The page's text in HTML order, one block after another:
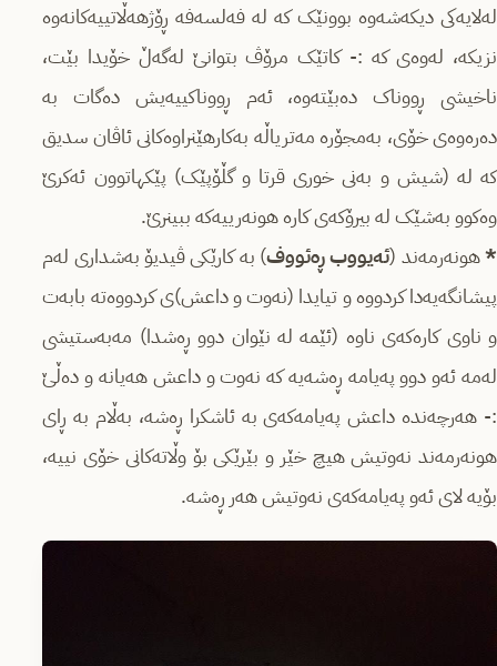
لەلایەکی دیکەشەوە بوونێک کە لە فەلسەفە ڕۆژهەڵاتییەکانەوە
نزیکە، لەوەی کە :- کاتێک مرۆڤ بتوانێ لەگەڵ خۆیدا بێت،
ناخیشی ڕووناک دەبێتەوە، ئەم ڕووناکییەیش دەگات بە
دەرەوەی خۆی، بەمجۆرە مەتریاڵە بەکارهێنراوەکانی ئاڤان سدیق
کە لە (شیش و بەنی خوری قرتا و گڵۆپێک) پێکهاتوون ئەکرێ
وەکوو بەشێک لە بیرۆکەی کارە هونەرییەکە ببینرێ.
*هونەرمەند (ئەیووب ڕەئووف) بە کارێکی ڤیدیۆ بەشداری لەم
پیشانگەیەدا کردووە و تیایدا (نەوت و داعش)ی کردووەتە بابەت
و ناوی کارەکەی ناوە (ئێمە لە نێوان دوو ڕەشدا) مەبەستیشی
لەمە ئەو دوو پەیامە ڕەشەیە کە نەوت و داعش هەیانە و دەڵێ
:- هەرچەندە داعش پەیامەکەی بە ئاشکرا ڕەشە، بەڵام بە ڕای
هونەرمەند نەوتیش هیچ خێر و بێرێکی بۆ وڵاتەکانی خۆی نییە،
بۆیە لای ئەو پەیامەکەی نەوتیش هەر ڕەشە.